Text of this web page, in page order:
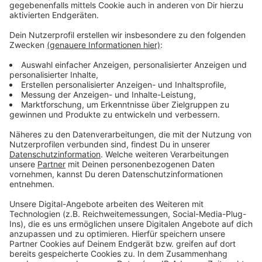
Fehlen könnte allerdings Mittelfeldspieler Felix Klaus,
er hat sich in Regensburg eine Fußprellung zugezogen.
Anpfiff in Karlsruhe ist morgen um 13:30 Uhr, wir sind
dann wie gewohnt live dabei.
Anzeige
Weitere Infos und Links zum Thema:
Anzeige
So berichtet die Fortuna
Hier geht es zur Tabelle
Anzeige